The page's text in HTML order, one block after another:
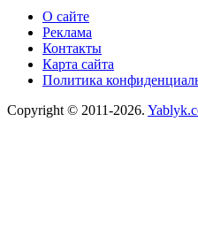
О сайте
Реклама
Контакты
Карта сайта
Политика
Copyright © 2011-2026.